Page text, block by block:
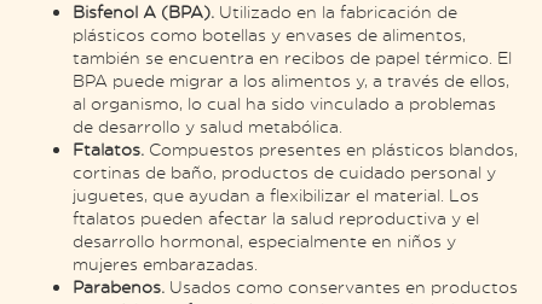
Bisfenol A (BPA). Utilizado en la fabricación de
plásticos como botellas y envases de alimentos,
también se encuentra en recibos de papel térmico. El
BPA puede migrar a los alimentos y, a través de ellos,
al organismo, lo cual ha sido vinculado a problemas
de desarrollo y salud metabólica​.
Ftalatos. Compuestos presentes en plásticos blandos,
cortinas de baño, productos de cuidado personal y
juguetes, que ayudan a flexibilizar el material. Los
ftalatos pueden afectar la salud reproductiva y el
desarrollo hormonal, especialmente en niños y
mujeres embarazadas​.
Parabenos. Usados como conservantes en productos